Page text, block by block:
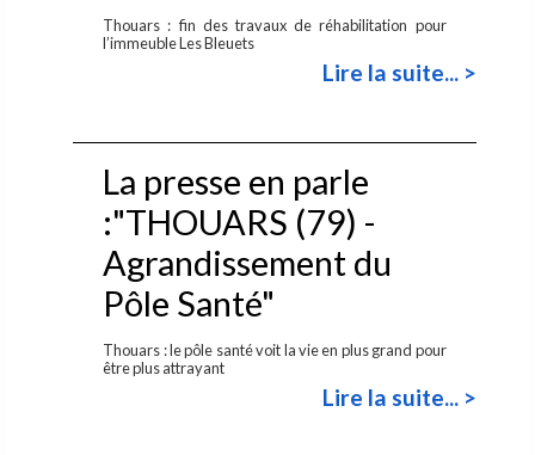
Thouars : fin des travaux de réhabilitation pour
l’immeuble Les Bleuets
Lire la suite... >
La presse en parle
:"THOUARS (79) -
Agrandissement du
Pôle Santé"
Thouars : le pôle santé voit la vie en plus grand pour
être plus attrayant
Lire la suite... >